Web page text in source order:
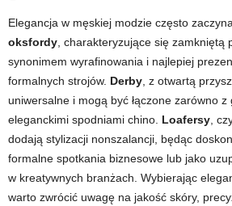
Elegancja w męskiej modzie często
oksfordy , charakteryzujące się zamkniętą
synonimem wyrafinowania i najlepiej
formalnych strojów. Derby , z otwartą
uniwersalne i mogą być łączone zarówno
eleganckimi spodniami chino. Loafersy ,
dodają stylizacji nonszalancji, będąc
formalne spotkania biznesowe lub jako
w kreatywnych branżach. Wybierając
warto zwrócić uwagę na jakość skóry,